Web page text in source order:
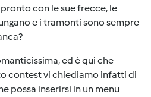
con le sue frecce, le
e i tramonti sono sempre
ed è qui che
contest vi chiediamo infatti di
possa inserirsi in un menu